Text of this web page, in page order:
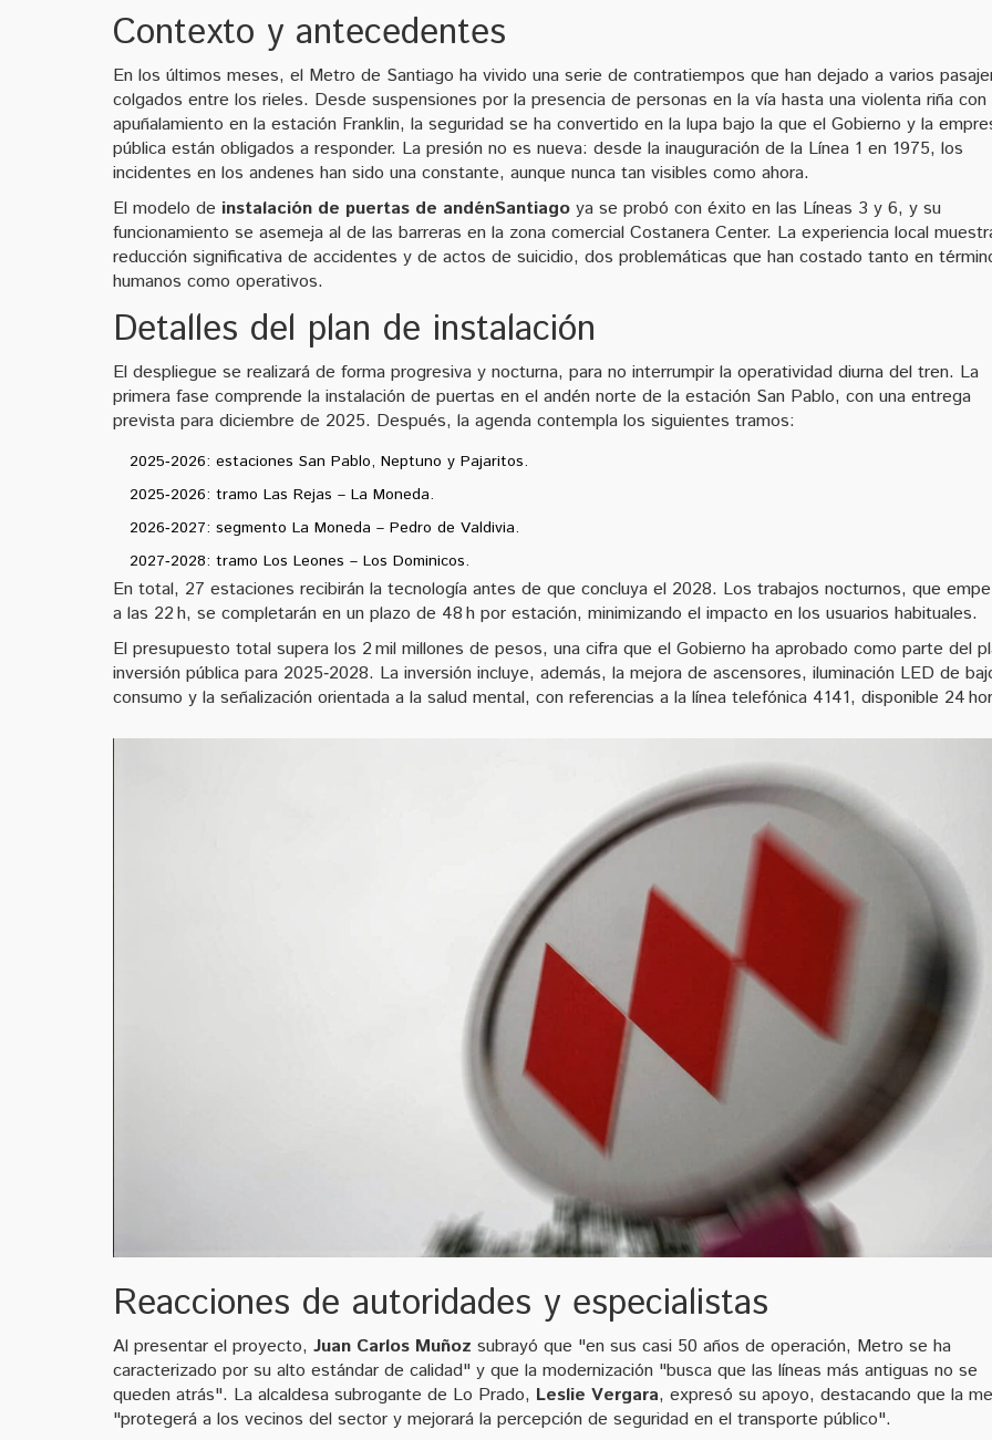
Contexto y antecedentes
En los últimos meses, el Metro de Santiago ha vivido una serie de contratiempos que han dejado a varios
colgados entre los rieles. Desde suspensiones por la presencia de personas en la vía hasta una violenta riña con
apuñalamiento en la estación Franklin, la seguridad se ha convertido en la lupa bajo la que el Gobierno y la
pública están obligados a responder. La presión no es nueva: desde la inauguración de la Línea 1 en 1975, los
incidentes en los andenes han sido una constante, aunque nunca tan visibles como ahora.
El modelo de instalación de puertas de andénSantiago ya se probó con éxito en las Líneas 3 y 6, y su
funcionamiento se asemeja al de las barreras en la zona comercial Costanera Center. La experiencia local
reducción significativa de accidentes y de actos de suicidio, dos problemáticas que han costado tanto en
humanos como operativos.
Detalles del plan de instalación
El despliegue se realizará de forma progresiva y nocturna, para no interrumpir la operatividad diurna del tren. La
primera fase comprende la instalación de puertas en el andén norte de la estación San Pablo, con una entrega
prevista para diciembre de 2025. Después, la agenda contempla los siguientes tramos:
2025‑2026: estaciones San Pablo, Neptuno y Pajaritos.
2025‑2026: tramo Las Rejas – La Moneda.
2026‑2027: segmento La Moneda – Pedro de Valdivia.
2027‑2028: tramo Los Leones – Los Dominicos.
En total, 27 estaciones recibirán la tecnología antes de que concluya el 2028. Los trabajos nocturnos, que
a las 22 h, se completarán en un plazo de 48 h por estación, minimizando el impacto en los usuarios habituales.
El presupuesto total supera los 2 mil millones de pesos, una cifra que el Gobierno ha aprobado como parte del
inversión pública para 2025‑2028. La inversión incluye, además, la mejora de ascensores, iluminación LED de
consumo y la señalización orientada a la salud mental, con referencias a la línea telefónica 4141, disponible 24
Reacciones de autoridades y especialistas
Al presentar el proyecto, Juan Carlos Muñoz subrayó que "en sus casi 50 años de operación, Metro se ha
caracterizado por su alto estándar de calidad" y que la modernización "busca que las líneas más antiguas no se
queden atrás". La alcaldesa subrogante de Lo Prado, Leslie Vergara, expresó su apoyo, destacando que la
"protegerá a los vecinos del sector y mejorará la percepción de seguridad en el transporte público".